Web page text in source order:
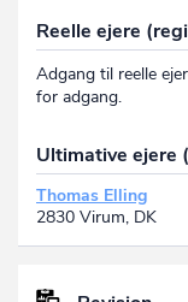
Reelle ejere
Adgang til reelle
for adgang.
Ultimative ejere
Thomas Elling
2830 Virum, DK